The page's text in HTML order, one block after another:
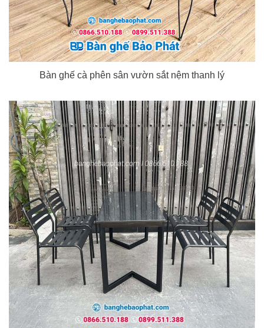
Bàn ghế cà phên sân vườn sắt nệm thanh lý